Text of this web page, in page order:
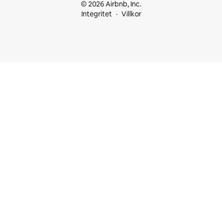
© 2026 Airbnb, Inc.
Integritet
Villkor